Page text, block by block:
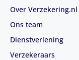
Over Verzekering.nl
Ons team
Dienstverlening
Verzekeraars